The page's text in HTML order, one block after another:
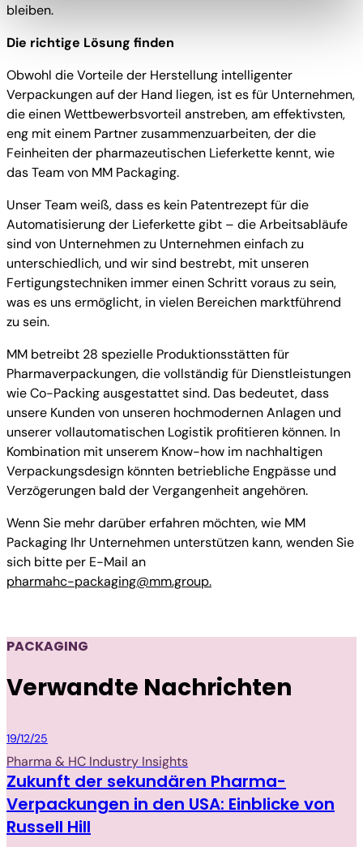
zusammen mit "Auswahl bestätigen“ auswählen, findet
bleiben.
Die richtige Lösung finden
Obwohl die Vorteile der Herstellung intelligenter
Verpackungen auf der Hand liegen, ist es für Unternehmen,
die einen Wettbewerbsvorteil anstreben, am effektivsten,
eng mit einem Partner zusammenzuarbeiten, der die
Feinheiten der pharmazeutischen Lieferkette kennt, wie
das Team von MM Packaging.
Unser Team weiß, dass es kein Patentrezept für die
Automatisierung der Lieferkette gibt – die Arbeitsabläufe
sind von Unternehmen zu Unternehmen einfach zu
unterschiedlich, und wir sind bestrebt, mit unseren
Fertigungstechniken immer einen Schritt voraus zu sein,
was es uns ermöglicht, in vielen Bereichen marktführend
zu sein.
MM betreibt 28 spezielle Produktionsstätten für
Pharmaverpackungen, die vollständig für Dienstleistungen
wie Co-Packing ausgestattet sind. Das bedeutet, dass
unsere Kunden von unseren hochmodernen Anlagen und
unserer vollautomatischen Logistik profitieren können. In
Kombination mit unserem Know-how im nachhaltigen
Verpackungsdesign könnten betriebliche Engpässe und
Verzögerungen bald der Vergangenheit angehören.
Wenn Sie mehr darüber erfahren möchten, wie MM
Packaging Ihr Unternehmen unterstützen kann, wenden Sie
sich bitte per E-Mail an
pharmahc-packaging@mm.group.
PACKAGING
Verwandte Nachrichten
Packaging
19/12/25
Pharma & HC Industry Insights
Zukunft der sekundären Pharma-
Verpackungen in den USA: Einblicke von
Russell Hill